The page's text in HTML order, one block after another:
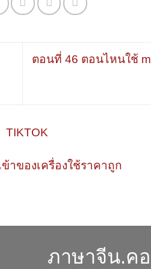
ตอนที่ 46 ตอนไหนใช้
าของเครื่องใช้ราคาถูก
ภาษาจีน.ค